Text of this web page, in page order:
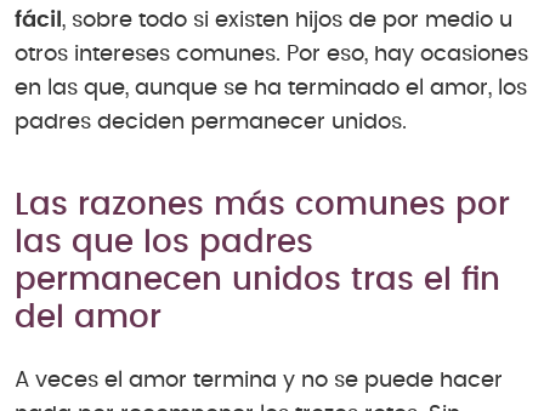
fácil , sobre todo si existen hijos de por medio u
otros intereses comunes. Por eso, hay ocasiones
en las que, aunque se ha terminado el amor, los
padres deciden permanecer unidos.
Las razones más comunes por
las que los padres
permanecen unidos tras el fin
del amor
A veces el amor termina y no se puede hacer